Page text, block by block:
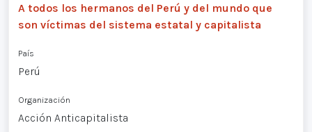
A todos los hermanos del Perú y del mundo que
son víctimas del sistema estatal y capitalista
País
Perú
Organización
Acción Anticapitalista